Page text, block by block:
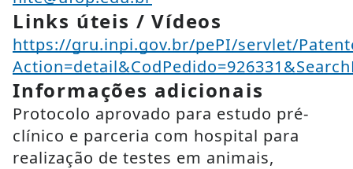
Links úteis / Vídeos
https://gru.inpi.gov.br/pePI/servlet/
Informações adicionais
Protocolo aprovado para estudo pré-
clínico e parceria com hospital para
realização de testes em animais,